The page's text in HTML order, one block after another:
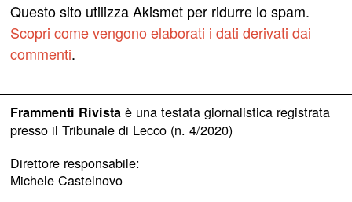
Questo sito utilizza Akismet per ridurre lo spam.
Scopri come vengono elaborati i dati derivati dai
commenti.
Frammenti Rivistaè una testata giornalistica registrata
presso il Tribunale di Lecco (n. 4/2020)
Direttore responsabile:
Michele Castelnovo